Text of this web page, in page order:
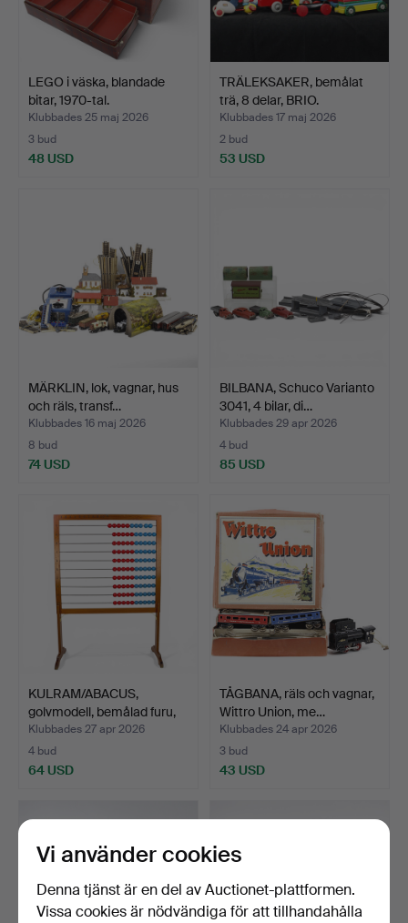
LEGO i väska, blandade
bitar, 1970-tal.
Klubbades 25 maj 2026
3 bud
48 USD
TRÄLEKSAKER, bemålat
trä, 8 delar, BRIO.
Klubbades 17 maj 2026
2 bud
53 USD
MÄRKLIN, lok, vagnar, hus
och räls, transf…
Klubbades 16 maj 2026
8 bud
74 USD
BILBANA, Schuco Varianto
3041, 4 bilar, di…
Klubbades 29 apr 2026
4 bud
85 USD
KULRAM/ABACUS,
golvmodell, bemålad furu,
r…
Klubbades 27 apr 2026
4 bud
64 USD
TÅGBANA, räls och vagnar,
Wittro Union, me…
Klubbades 24 apr 2026
3 bud
43 USD
Vi använder cookies
Denna tjänst är en del av Auctionet-plattformen.
Vissa cookies är nödvändiga för att tillhandahålla